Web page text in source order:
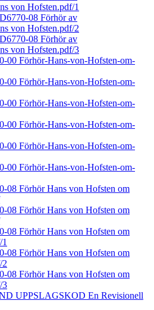
von Hofsten.pdf/1
08 Förhör av
von Hofsten.pdf/2
08 Förhör av
von Hofsten.pdf/3
00 Förhör-Hans-von-Hofsten-om-
00 Förhör-Hans-von-Hofsten-om-
00 Förhör-Hans-von-Hofsten-om-
00 Förhör-Hans-von-Hofsten-om-
00 Förhör-Hans-von-Hofsten-om-
00 Förhör-Hans-von-Hofsten-om-
08 Förhör Hans von Hofsten om
08 Förhör Hans von Hofsten om
08 Förhör Hans von Hofsten om
08 Förhör Hans von Hofsten om
2
08 Förhör Hans von Hofsten om
3
UPPSLAGSKOD En Revisionell